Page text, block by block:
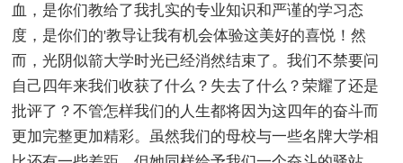
血，是你们教给了我扎实的专业知识和严谨的学习态
度，是你们的'教导让我有机会体验这美好的喜悦！然
而，光阴似箭大学时光已经消然结束了。我们不禁要问
自己四年来我们收获了什么？失去了什么？荣耀了还是
批评了？不管怎样我们的人生都将因为这四年的奋斗而
更加完整更加精彩。虽然我们的母校与一些名牌大学相